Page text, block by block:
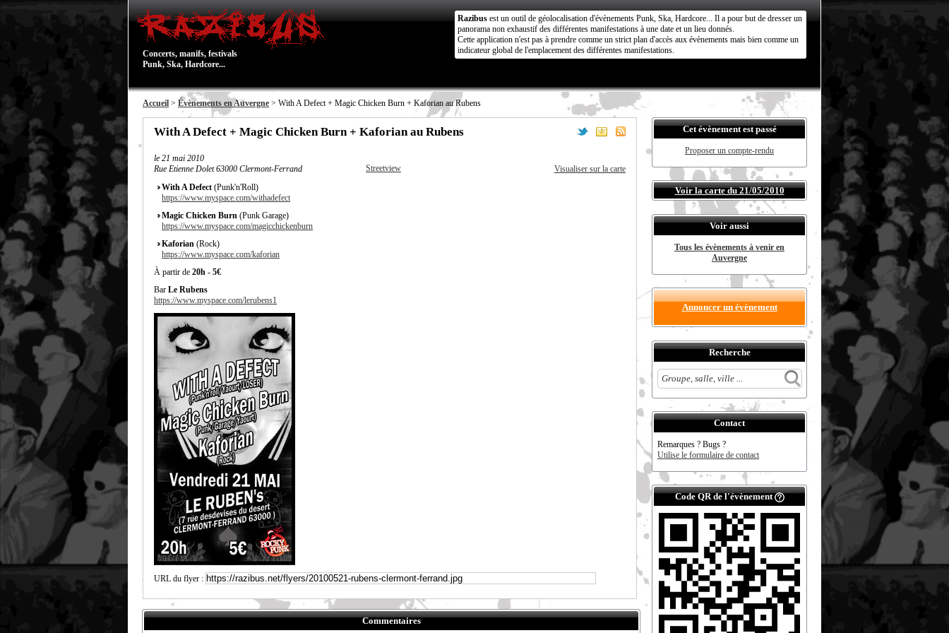
Concerts, manifs, festivals
Punk, Ska, Hardcore...
Razibus est un outil de géolocalisation d'évènements Punk, Ska, Hardcore... Il a pour but de dresser un
panorama non exhaustif des différentes manifestations à une date et un lieu donnés.
Cette application n'est pas à prendre comme un strict plan d'accès aux évènements mais bien comme un
indicateur global de l'emplacement des différentes manifestations.
Accueil > Évènements en Auvergne > With A Defect + Magic Chicken Burn + Kaforian au Rubens
With A Defect + Magic Chicken Burn + Kaforian au Rubens
le 21 mai 2010
Rue Etienne Dolet 63000 Clermont-Ferrand
Streetview
Visualiser sur la carte
With A Defect (Punk'n'Roll)
https://www.myspace.com/withadefect
Magic Chicken Burn (Punk Garage)
https://www.myspace.com/magicchickenburn
Kaforian (Rock)
https://www.myspace.com/kaforian
À partir de 20h - 5€
Bar Le Rubens
https://www.myspace.com/lerubens1
URL du flyer :
Commentaires
Cet évènement est passé
Proposer un compte-rendu
Voir la carte du 21/05/2010
Voir aussi
Tous les évènements à venir en
Auvergne
Annoncer un évènement
Recherche
Contact
Remarques ? Bugs ?
Utilise le formulaire de contact
Code QR de l'évènement